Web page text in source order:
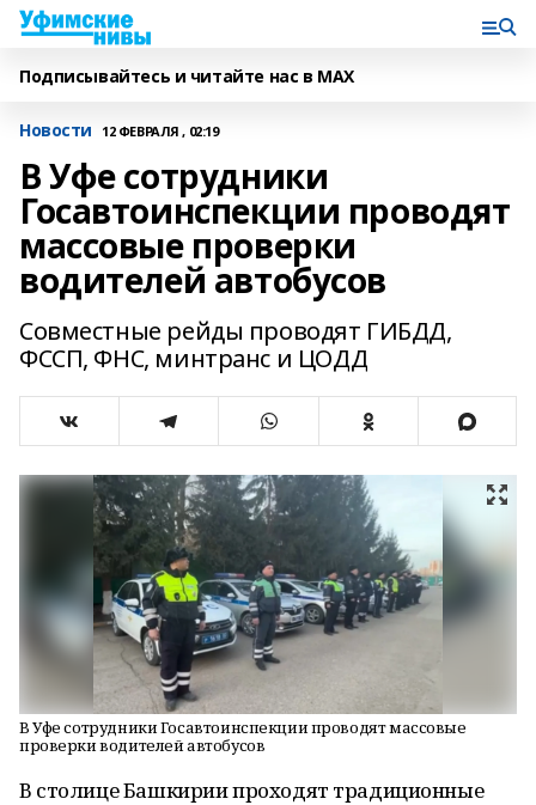
Подписывайтесь и читайте нас в MAX
Новости 12 ФЕВРАЛЯ , 02:19
В Уфе сотрудники
Госавтоинспекции проводят
массовые проверки
водителей автобусов
Совместные рейды проводят ГИБДД,
ФССП, ФНС, минтранс и ЦОДД
В Уфе сотрудники Госавтоинспекции проводят массовые
проверки водителей автобусов
В столице Башкирии проходят традиционные